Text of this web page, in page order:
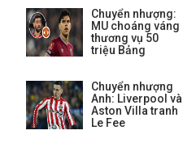
2026.
Chuyển nhượng:
MU choáng váng
thương vụ 50
triệu Bảng
Chuyển nhượng
Anh: Liverpool và
Aston Villa tranh
Le Fee